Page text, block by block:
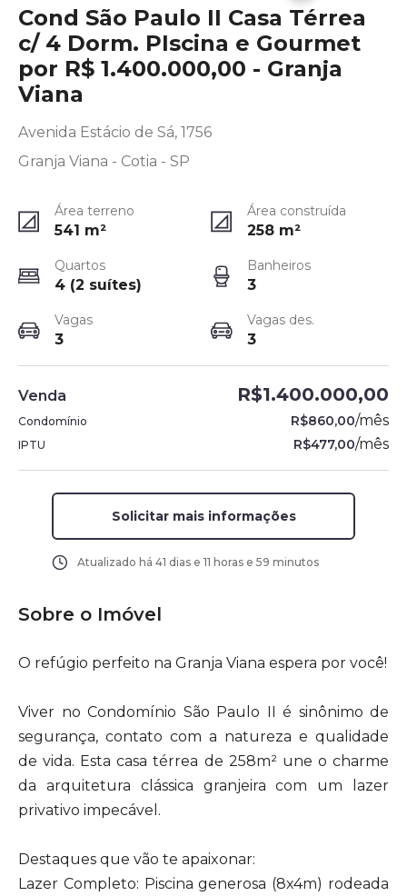
Cond São Paulo II Casa Térrea
c/ 4 Dorm. PIscina e Gourmet
por R$ 1.400.000,00 - Granja
Viana
Avenida Estácio de Sá, 1756
Granja Viana - Cotia - SP
Área terreno
541 m²
Área construída
258 m²
Quartos
4 (2 suítes)
Banheiros
3
Vagas
3
Vagas des.
3
Venda R$1.400.000,00
Condomínio R$860,00/mês
IPTU R$477,00/mês
Solicitar mais informações
Atualizado há 41 dias e 11 horas e 59 minutos
Sobre o Imóvel
O refúgio perfeito na Granja Viana espera por você!
Viver no Condomínio São Paulo II é sinônimo de
segurança, contato com a natureza e qualidade
de vida. Esta casa térrea de 258m² une o charme
da arquitetura clássica granjeira com um lazer
privativo impecável.
Destaques que vão te apaixonar:
Lazer Completo: Piscina generosa (8x4m) rodeada